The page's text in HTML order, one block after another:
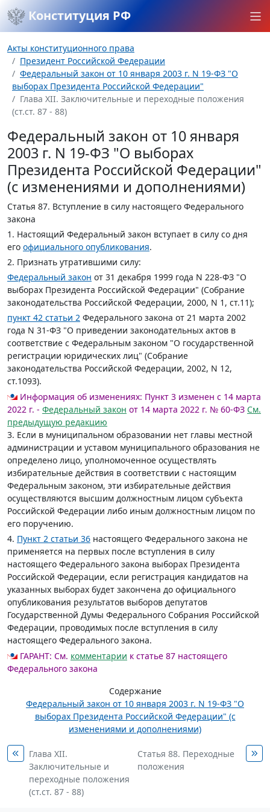
Конституция РФ
Акты конституционного права
Президент Российской Федерации
Федеральный закон от 10 января 2003 г. N 19-ФЗ "О
выборах Президента Российской Федерации"
Глава XII. Заключительные и переходные положения
(ст.ст. 87 - 88)
Федеральный закон от 10 января
2003 г. N 19-ФЗ "О выборах
Президента Российской Федерации"
(с изменениями и дополнениями)
Статья 87. Вступление в силу настоящего Федерального
закона
1. Настоящий Федеральный закон вступает в силу со дня
его официального опубликования.
2. Признать утратившими силу:
Федеральный закон от 31 декабря 1999 года N 228-ФЗ "О
выборах Президента Российской Федерации" (Собрание
законодательства Российской Федерации, 2000, N 1, ст.11);
пункт 42 статьи 2 Федерального закона от 21 марта 2002
года N 31-ФЗ "О приведении законодательных актов в
соответствие с Федеральным законом "О государственной
регистрации юридических лиц" (Собрание
законодательства Российской Федерации, 2002, N 12,
ст.1093).
Информация об изменениях: Пункт 3 изменен с 14 марта
2022 г. - Федеральный закон от 14 марта 2022 г. № 60-ФЗ См.
предыдущую редакцию
3. Если в муниципальном образовании нет главы местной
администрации и уставом муниципального образования не
определено лицо, уполномоченное осуществлять
избирательные действия в соответствии с настоящим
Федеральным законом, эти избирательные действия
осуществляются высшим должностным лицом субъекта
Российской Федерации либо иным должностным лицом по
его поручению.
4. Пункт 2 статьи 36 настоящего Федерального закона не
применяется на первых после вступления в силу
настоящего Федерального закона выборах Президента
Российской Федерации, если регистрация кандидатов на
указанных выборах будет закончена до официального
опубликования результатов выборов депутатов
Государственной Думы Федерального Собрания Российской
Федерации, проводимых после вступления в силу
настоящего Федерального закона.
ГАРАНТ: См. комментарии к статье 87 настоящего
Федерального закона
Содержание
Федеральный закон от 10 января 2003 г. N 19-ФЗ "О
выборах Президента Российской Федерации" (с
изменениями и дополнениями)
Глава XII.
Заключительные и
переходные положения
(ст.ст. 87 - 88)
Статья 88. Переходные
положения